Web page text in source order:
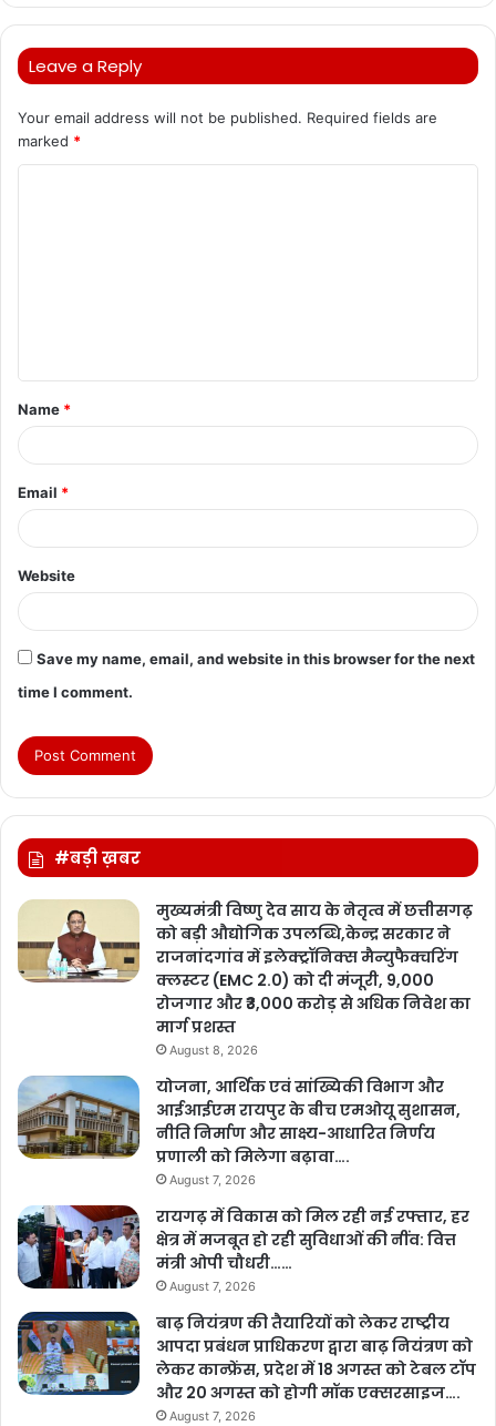
Leave a Reply
Your email address will not be published. Required fields are
marked *
t
*
Name *
Email *
Website
Save my name, email, and website in this browser for the next
time I comment.
#बड़ी ख़बर
मुख्यमंत्री विष्णु देव साय के नेतृत्व में छत्तीसगढ़
को बड़ी औद्योगिक उपलब्धि,केन्द्र सरकार ने
राजनांदगांव में इलेक्ट्रॉनिक्स मैन्युफैक्चरिंग
क्लस्टर (EMC 2.0) को दी मंजूरी, 9,000
रोजगार और ₹3,000 करोड़ से अधिक निवेश का
मार्ग प्रशस्त
August 8, 2026
योजना, आर्थिक एवं सांख्यिकी विभाग और
आईआईएम रायपुर के बीच एमओयू सुशासन,
नीति निर्माण और साक्ष्य-आधारित निर्णय
प्रणाली को मिलेगा बढ़ावा….
August 7, 2026
रायगढ़ में विकास को मिल रही नई रफ्तार, हर
क्षेत्र में मजबूत हो रही सुविधाओं की नींव: वित्त
मंत्री ओपी चौधरी……
August 7, 2026
बाढ़ नियंत्रण की तैयारियों को लेकर राष्ट्रीय
आपदा प्रबंधन प्राधिकरण द्वारा बाढ़ नियंत्रण को
लेकर कान्फ्रेंस, प्रदेश में 18 अगस्त को टेबल टॉप
और 20 अगस्त को होगी मॉक एक्सरसाइज….
August 7, 2026